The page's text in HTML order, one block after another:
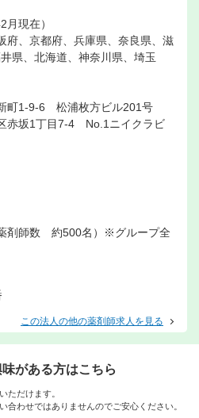
現在）
府、京都府、兵庫県、奈良県、滋
県、北海道、神奈川県、埼玉
町1-9-6 松浦枚方ビル201号
赤坂1丁目7-4 No.1ニイクラビ
剤師数 約500名）※グループ全
この法人の他の薬剤師求人を見る
がある方はこちら
ただけます。
合わせではありませんのでご安心ください。